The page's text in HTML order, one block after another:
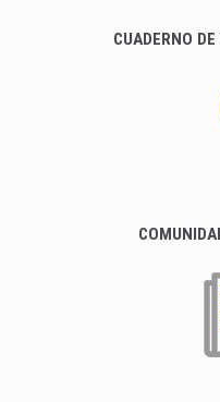
CUADERNO